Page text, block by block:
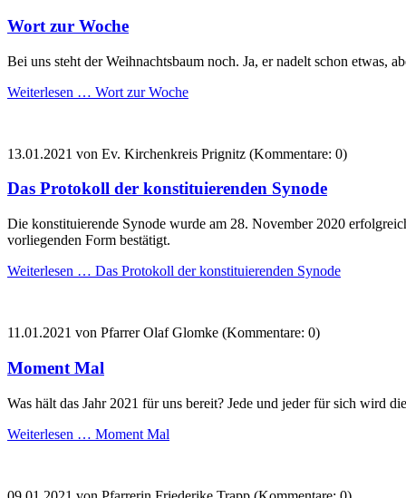
Wort zur Woche
Bei uns steht der Weihnachtsbaum noch. Ja, er nadelt schon etwas,
Weiterlesen … Wort zur Woche
13.01.2021 von Ev. Kirchenkreis Prignitz (Kommentare: 0)
Das Protokoll der konstituierenden Synode
Die konstituierende Synode wurde am 28. November 2020
vorliegenden Form bestätigt.
Weiterlesen … Das Protokoll der konstituierenden Synode
11.01.2021 von Pfarrer Olaf Glomke (Kommentare: 0)
Moment Mal
Was hält das Jahr 2021 für uns bereit? Jede und jeder für sich wird
Weiterlesen … Moment Mal